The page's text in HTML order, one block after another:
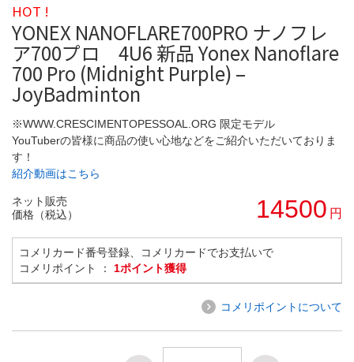
HOT !
YONEX NANOFLARE700PRO ナノフレ
ア700プロ 4U6 新品 Yonex Nanoflare
700 Pro (Midnight Purple) –
JoyBadminton
※WWW.CRESCIMENTOPESSOAL.ORG 限定モデル
YouTuberの皆様に商品の使い心地などをご紹介いただいておりま
す！
紹介動画はこちら
ネット販売
価格（税込）
14500 円
コメリカード番号登録、コメリカードでお支払いで
コメリポイント ： 1ポイント獲得
コメリポイントについて